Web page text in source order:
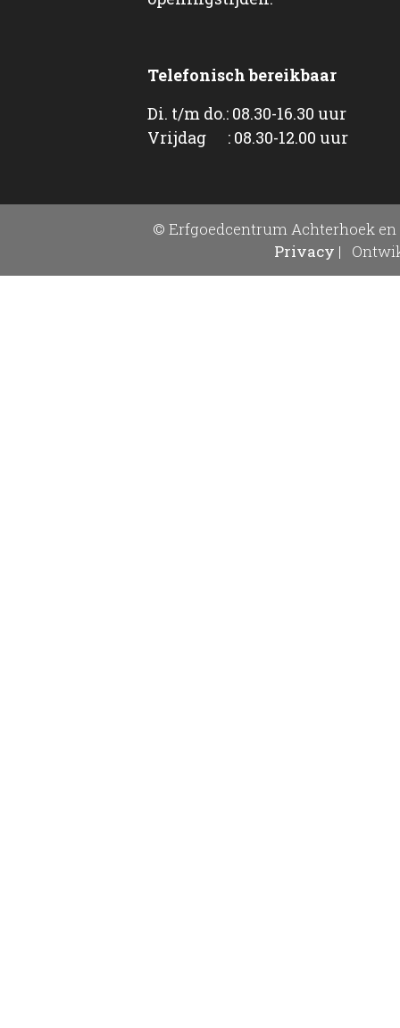
Telefonisch bereikbaar
Di. t/m do.: 08.30-16.30 uur
Vrijdag : 08.30-12.00 uur
© Erfgoedcentrum Achterhoek en
Privacy |